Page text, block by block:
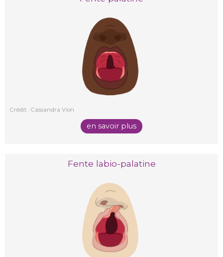
Crédit : Cassandra Vion
en savoir plus
Fente labio-palatine